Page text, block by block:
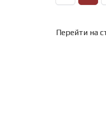
Перейти на